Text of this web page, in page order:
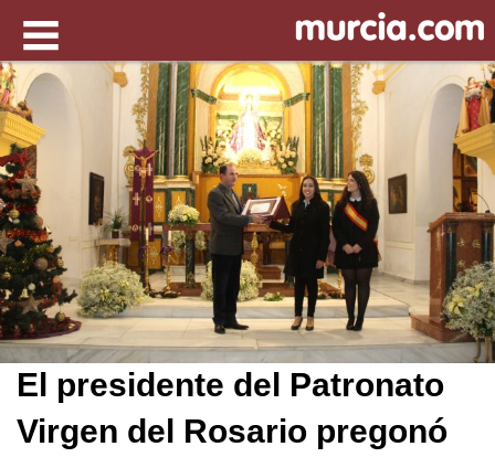
El presidente del Patronato
Virgen del Rosario pregonó